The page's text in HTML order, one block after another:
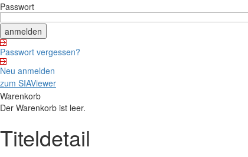
Passwort
Passwort vergessen?
Neu anmelden
zum SIAViewer
Warenkorb
Der Warenkorb ist leer.
Titeldetail